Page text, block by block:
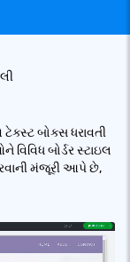
બોક્સ ધરાવતી
બોર્ડર સ્ટાઇલ
મંજૂરી આપે છે,